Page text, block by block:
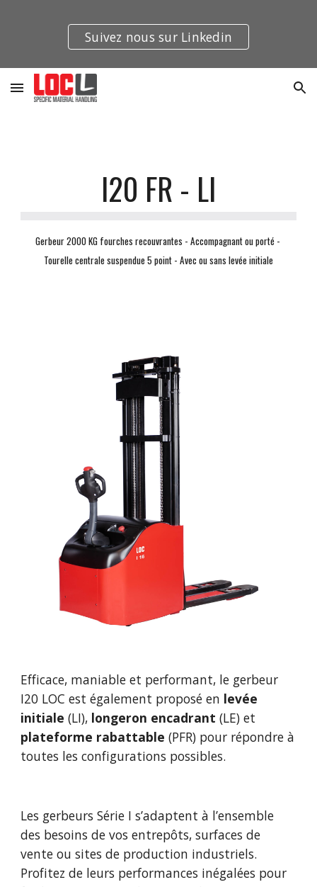
Skip to main content Skip to navigation
Suivez nous sur Linkedin
I20 FR - LI
Gerbeur 2000 KG fourches recouvrantes - Accompagnant ou porté -
Tourelle centrale suspendue 5 point - Avec ou sans levée initiale
I20 LOC est également proposé en levée
initiale (LI), longeron encadrant
plateforme rabattable (PFR) pour répondre à
toutes les configurations possibles.
Les gerbeurs Série I s’adaptent à l’ensemble
des besoins de vos entrepôts, surfaces de
vente ou sites de production industriels.
Profitez de leurs performances inégalées pour